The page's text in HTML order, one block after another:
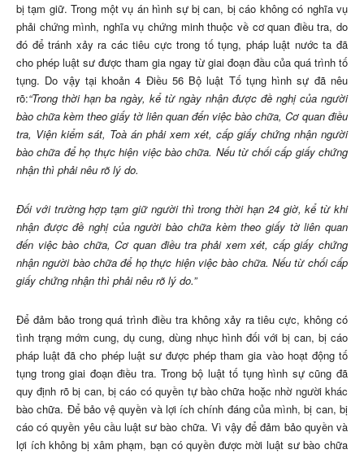
bị tạm giữ. Trong một vụ án hình sự bị can, bị cáo không có nghĩa vụ
phải chứng mình, nghĩa vụ chứng minh thuộc về cơ quan điều tra, do
đó để tránh xảy ra các tiêu cực trong tố tụng, pháp luật nước ta đã
cho phép luật sư được tham gia ngay từ giai đoạn đầu của quá trình tố
tụng. Do vậy tại khoản 4 Điều 56 Bộ luật Tố tụng hình sự đã nêu
rõ:“Trong thời hạn ba ngày, kể từ ngày nhận được đề nghị của người
bào chữa kèm theo giấy tờ liên quan đến việc bào chữa, Cơ quan điều
tra, Viện kiểm sát, Toà án phải xem xét, cấp giấy chứng nhận người
bào chữa để họ thực hiện việc bào chữa. Nếu từ chối cấp giấy chứng
nhận thì phải nêu rõ lý do.
Đối với trường hợp tạm giữ người thì trong thời hạn 24 giờ, kể từ khi
nhận được đề nghị của người bào chữa kèm theo giấy tờ liên quan
đến việc bào chữa, Cơ quan điều tra phải xem xét, cấp giấy chứng
nhận người bào chữa để họ thực hiện việc bào chữa. Nếu từ chối cấp
giấy chứng nhận thì phải nêu rõ lý do.”
Để đảm bảo trong quá trình điều tra không xảy ra tiêu cực, không có
tình trạng mớm cung, dụ cung, dùng nhục hình đối với bị can, bị cáo
pháp luật đã cho phép luật sư được phép tham gia vào hoạt động tố
tụng trong giai đoạn điều tra. Trong bộ luật tố tụng hình sự cũng đã
quy định rõ bị can, bị cáo có quyền tự bào chữa hoặc nhờ người khác
bào chữa. Để bảo vệ quyền và lợi ích chính đáng của mình, bị can, bị
cáo có quyền yêu cầu luật sư bào chữa. Vì vậy để đảm bảo quyền và
lợi ích không bị xâm phạm, bạn có quyền được mời luật sư bào chữa